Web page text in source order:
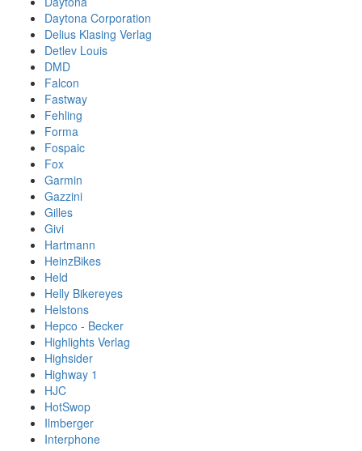
Daytona Corporation
Delius Klasing Verlag
Detlev Louis
DMD
Falcon
Fastway
Fehling
Forma
Fospaic
Fox
Garmin
Gazzini
Gilles
Givi
Hartmann
HeinzBikes
Held
Helly Bikereyes
Helstons
Hepco - Becker
Highlights Verlag
Highsider
Highway 1
HJC
HotSwop
Ilmberger
Interphone